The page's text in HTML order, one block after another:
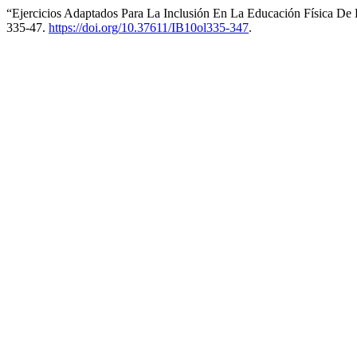
“Ejercicios Adaptados Para La Inclusión En La Educación Física
335-47. https://doi.org/10.37611/IB10ol335-347.